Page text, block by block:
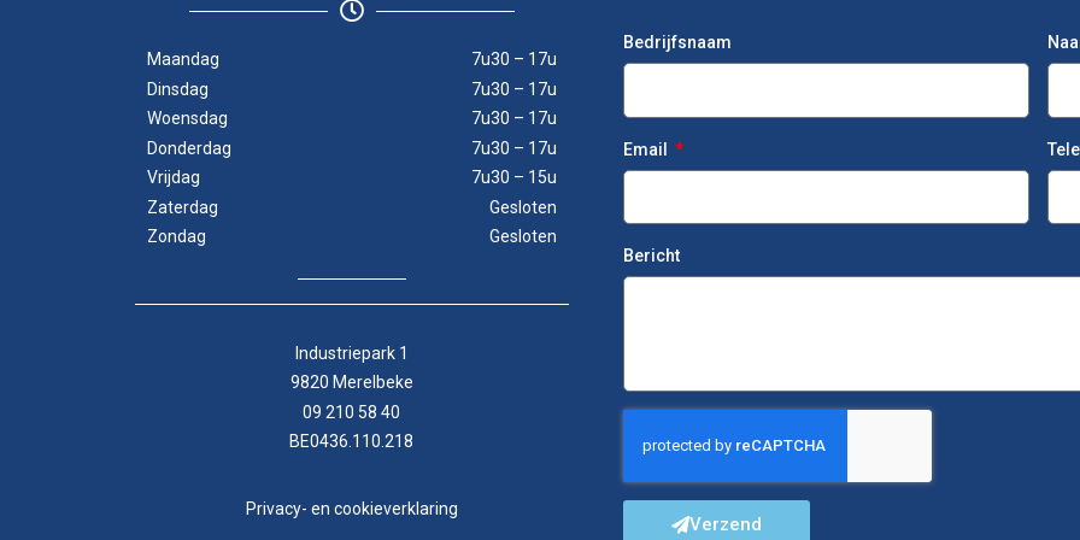
Maandag
Dinsdag
Woensdag
Donderdag
Vrijdag
Zaterdag
Zondag
7u30 – 17u
7u30 – 17u
7u30 – 17u
7u30 – 17u
7u30 – 15u
Gesloten
Gesloten
Industriepark 1
9820 Merelbeke
09 210 58 40
BE0436.110.218
Privacy- en cookieverklaring
Bedrijfsnaam
Email
Bericht
Verzend